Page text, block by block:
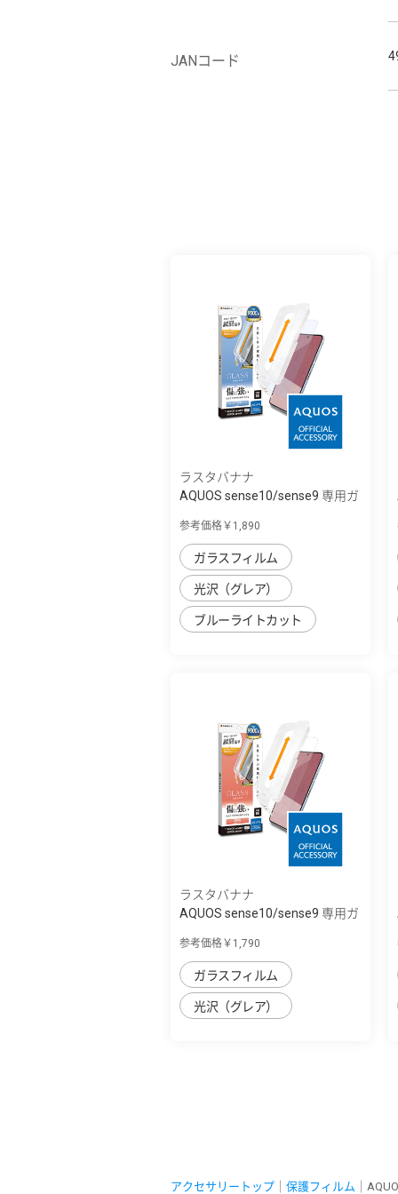
JANコード
ラスタバナナ
AQUOS sense10/sense9 専用ガ
参考価格￥1,890
ガラスフィルム
光沢（グレア）
ブルーライトカット
ラスタバナナ
AQUOS sense10/sense9 専用ガ
参考価格￥1,790
ガラスフィルム
光沢（グレア）
アクセサリートップ 保護フィルム ｜